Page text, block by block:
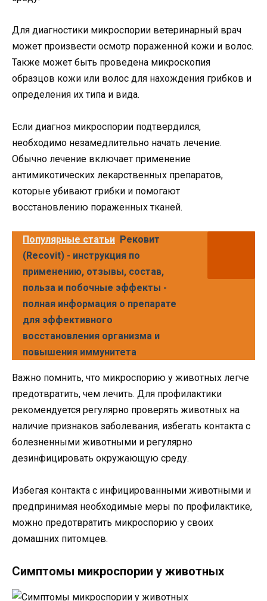
Для диагностики микроспории ветеринарный врач
может произвести осмотр пораженной кожи и волос.
Также может быть проведена микроскопия
образцов кожи или волос для нахождения грибков и
определения их типа и вида.
Если диагноз микроспории подтвердился,
необходимо незамедлительно начать лечение.
Обычно лечение включает применение
антимикотических лекарственных препаратов,
которые убивают грибки и помогают
восстановлению пораженных тканей.
Популярные статьи Рековит
(Recovit) - инструкция по
применению, отзывы, состав,
польза и побочные эффекты -
полная информация о препарате
для эффективного
восстановления организма и
повышения иммунитета
Важно помнить, что микроспорию у животных легче
предотвратить, чем лечить. Для профилактики
рекомендуется регулярно проверять животных на
наличие признаков заболевания, избегать контакта с
болезненными животными и регулярно
дезинфицировать окружающую среду.
Избегая контакта с инфицированными животными и
предпринимая необходимые меры по профилактике,
можно предотвратить микроспорию у своих
домашних питомцев.
Симптомы микроспории у животных